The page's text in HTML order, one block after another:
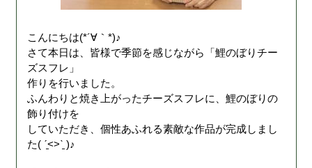
こんにちは(*´∀｀*)♪
さて本日は、皆様で季節を感じながら「鯉のぼりチー
ズスフレ」
作りを行いました。
ふんわりと焼き上がったチーズスフレに、鯉のぼりの
飾り付けを
していただき、個性あふれる素敵な作品が完成しまし
た( ˊ̱˂˃ˋ̱ )♪